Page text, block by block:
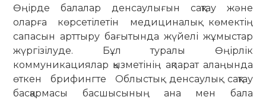
Өңірде балалар денсаулығын сақтау және
оларға көрсетілетін медициналық көмектің
сапасын арттыру бағытында жүйелі жұмыстар
жүргізілуде. Бұл туралы Өңірлік
коммуникациялар қызметінің ақпарат алаңында
өткен брифингте Облыстық денсаулық сақтау
басқармасы басшысының ана мен бала